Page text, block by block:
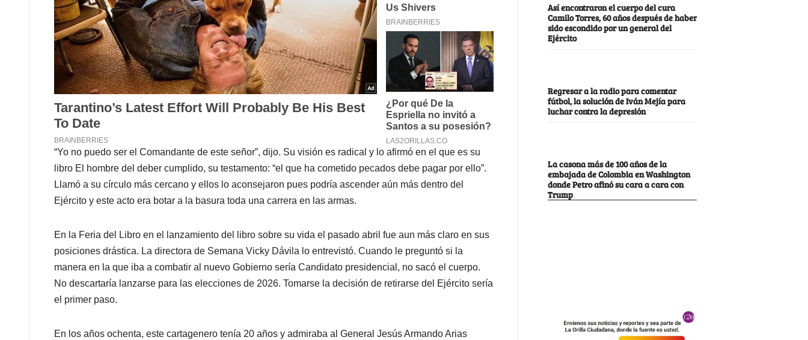
“Yo no puedo ser el Comandante de este señor”, dijo. Su visión es radical y lo afirmó en el que es su
libro El hombre del deber cumplido, su testamento: “el que ha cometido pecados debe pagar por ello”.
Llamó a su círculo más cercano y ellos lo aconsejaron pues podría ascender aún más dentro del
Ejército y este acto era botar a la basura toda una carrera en las armas.
En la Feria del Libro en el lanzamiento del libro sobre su vida el pasado abril fue aun más claro en sus
posiciones drástica. La directora de Semana Vicky Dávila lo entrevistó. Cuando le preguntó si la
manera en la que iba a combatir al nuevo Gobierno sería Candidato presidencial, no sacó el cuerpo.
No descartaría lanzarse para las elecciones de 2026. Tomarse la decisión de retirarse del Ejército sería
el primer paso.
En los años ochenta, este cartagenero tenía 20 años y admiraba al General Jesús Armando Arias
Así encontraron el cuerpo del cura
Camilo Torres, 60 años después de haber
sido escondido por un general del
Ejército
Regresar a la radio para comentar
fútbol, la solución de Iván Mejía para
luchar contra la depresión
La casona más de 100 años de la
embajada de Colombia en Washington
donde Petro afinó su cara a cara con
Trump